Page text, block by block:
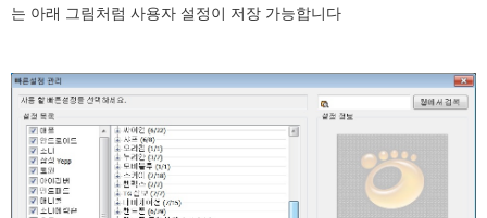
는 아래 그림처럼 사용자 설정이 저장 가능합니다